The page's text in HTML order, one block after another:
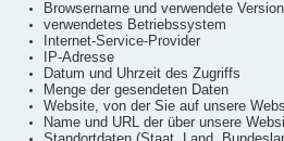
Browsername und verwendete Version
verwendetes Betriebssystem
Internet-Service-Provider
IP-Adresse
Datum und Uhrzeit des Zugriffs
Menge der gesendeten Daten
Website, von der Sie auf unsere
Name und URL der über unsere